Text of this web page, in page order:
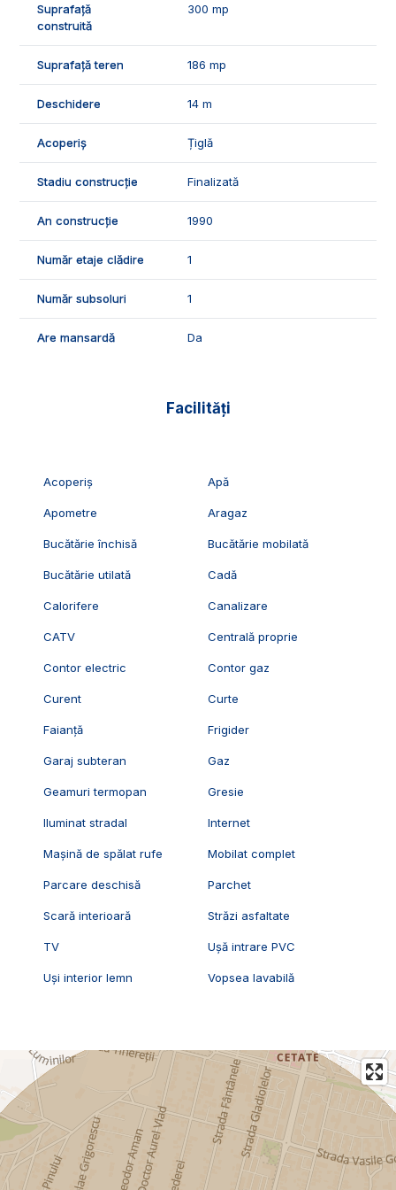
ID Exclusiv - 2230880
Suprafață
construită
300 mp
Suprafață teren 186 mp
Deschidere 14 m
Acoperiș Țiglă
Stadiu construcție Finalizată
An construcție 1990
Număr etaje clădire 1
Număr subsoluri 1
Are mansardă Da
Facilități
Acoperiș Apă
Apometre Aragaz
Bucătărie închisă Bucătărie mobilată
Bucătărie utilată Cadă
Calorifere Canalizare
CATV Centrală proprie
Contor electric Contor gaz
Curent Curte
Faianță Frigider
Garaj subteran Gaz
Geamuri termopan Gresie
Iluminat stradal Internet
Mașină de spălat rufe Mobilat complet
Parcare deschisă Parchet
Scară interioară Străzi asfaltate
TV Ușă intrare PVC
Uși interior lemn Vopsea lavabilă